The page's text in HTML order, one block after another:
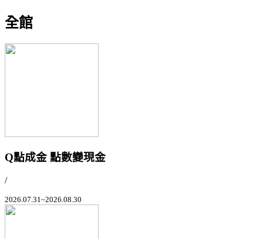
全館
Q點成金 點數變現金
/
2026.07.31~2026.08.30